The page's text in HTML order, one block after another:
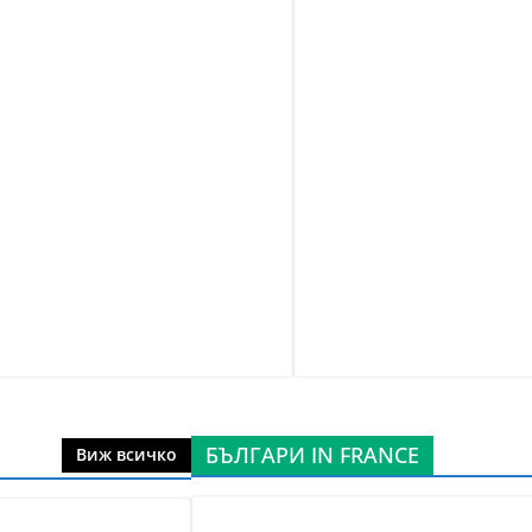
Виж всичко БЪЛГАРИ IN FRANCE